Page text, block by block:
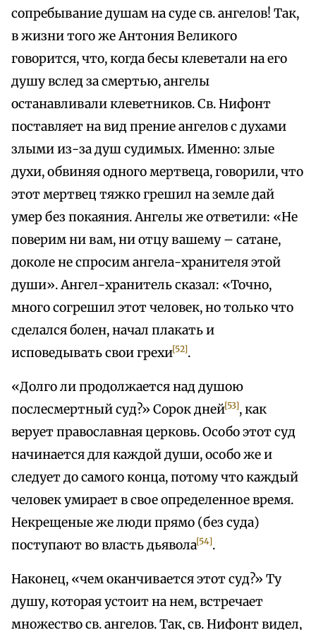
сопребывание душам на суде св. ангелов! Так,
в жизни того же Антония Великого
говорится, что, когда бесы клеветали на его
душу вслед за смертью, ангелы
останавливали клеветников. Св. Нифонт
поставляет на вид прение ангелов с духами
злыми из-за душ судимых. Именно: злые
духи, обвиняя одного мертвеца, говорили, что
этот мертвец тяжко грешил на земле дай
умер без покаяния. Ангелы же ответили: «Не
поверим ни вам, ни отцу вашему – сатане,
доколе не спросим ангела-хранителя этой
души». Ангел-хранитель сказал: «Точно,
много согрешил этот человек, но только что
сделался болен, начал плакать и
исповедывать свои грехи[52].
«Долго ли продолжается над душою
послесмертный суд?» Сорок дней[53], как
верует православная церковь. Особо этот суд
начинается для каждой души, особо же и
следует до самого конца, потому что каждый
человек умирает в свое определенное время.
Некрещеные же люди прямо (без суда)
поступают во власть дьявола[54].
Наконец, «чем оканчивается этот суд?» Ту
душу, которая устоит на нем, встречает
множество св. ангелов. Так, св. Нифонт видел,